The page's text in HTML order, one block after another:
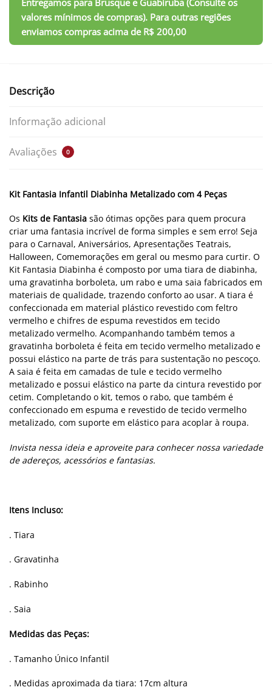
Descrição
Informação adicional
Avaliações 0
Kit Fantasia Infantil Diabinha Metalizado com 4 Peças
Os Kits de Fantasia são ótimas opções para quem procura
criar uma fantasia incrível de forma simples e sem erro! Seja
para o Carnaval, Aniversários, Apresentações Teatrais,
Halloween, Comemorações em geral ou mesmo para curtir. O
Kit Fantasia Diabinha é composto por uma tiara de diabinha,
uma gravatinha borboleta, um rabo e uma saia fabricados em
materiais de qualidade, trazendo conforto ao usar. A tiara é
confeccionada em material plástico revestido com feltro
vermelho e chifres de espuma revestidos em tecido
metalizado vermelho. Acompanhando também temos a
gravatinha borboleta é feita em tecido vermelho metalizado e
possui elástico na parte de trás para sustentação no pescoço.
A saia é feita em camadas de tule e tecido vermelho
metalizado e possui elástico na parte da cintura revestido por
cetim. Completando o kit, temos o rabo, que também é
confeccionado em espuma e revestido de tecido vermelho
metalizado, com suporte em elástico para acoplar à roupa.
Invista nessa ideia e aproveite para conhecer nossa variedade
de adereços, acessórios e fantasias.
Itens Incluso:
. Tiara
. Gravatinha
. Rabinho
. Saia
Medidas das Peças:
. Tamanho Único Infantil
. Medidas aproximada da tiara: 17cm altura